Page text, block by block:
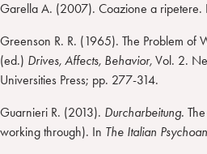
Garella A. (2007). Coazione a ripetere.
Greenson R. R. (1965). The Problem of
(ed.) Drives, Affects, Behavior, Vol. 2.
Universities Press; pp. 277-314.
Guarnieri R. (2013). Durcharbeitung.
working through). In The Italian